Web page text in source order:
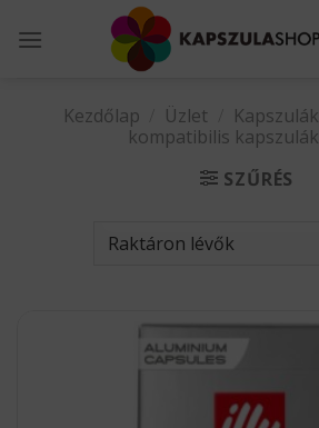
Kezdőlap
Üzlet Kapszulák
kompatibilis kapszulák
SZŰRÉS